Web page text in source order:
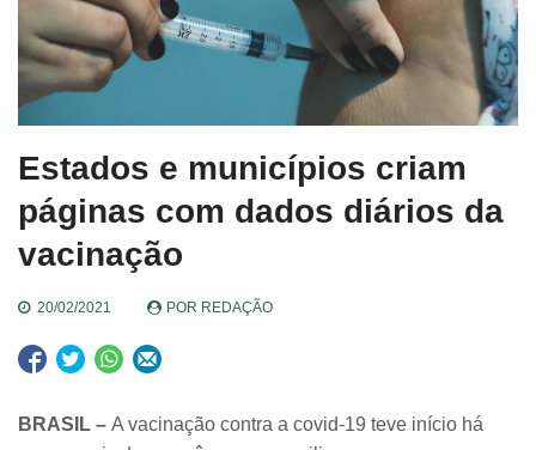
Estados e municípios criam
páginas com dados diários da
vacinação
20/02/2021 POR REDAÇÃO
BRASIL – A vacinação contra a covid-19 teve início há